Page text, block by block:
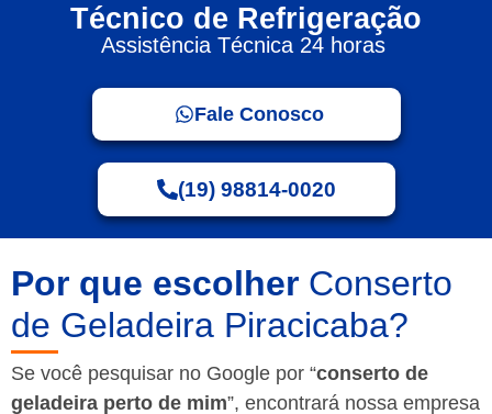
Técnico de Refrigeração
Assistência Técnica 24 horas
Fale Conosco
(19) 98814-0020
Por que escolher Conserto
de Geladeira Piracicaba?
Se você pesquisar no Google por “conserto de
geladeira perto de mim”, encontrará nossa empresa